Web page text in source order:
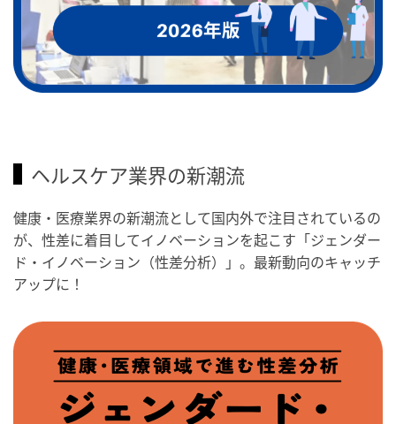
ヘルスケア業界の新潮流
健康・医療業界の新潮流として国内外で注目されているの
が、性差に着目してイノベーションを起こす「ジェンダー
ド・イノベーション（性差分析）」。最新動向のキャッチ
アップに！